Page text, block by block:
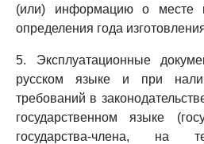
(или) информацию о месте
определения года
5. Эксплуатационные
русском языке и при
требований в
государственном языке
государства-члена, на